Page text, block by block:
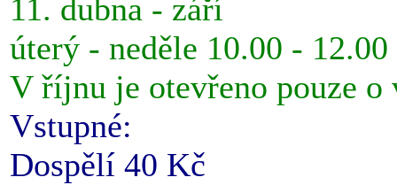
11. dubna - září
úterý - neděle 10.00 -
V říjnu je otevřeno pouze o
Vstupné:
Dospělí 40 Kč